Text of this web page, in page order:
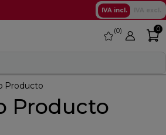
IVA incl.
favorite
0 0
Producto
Producto